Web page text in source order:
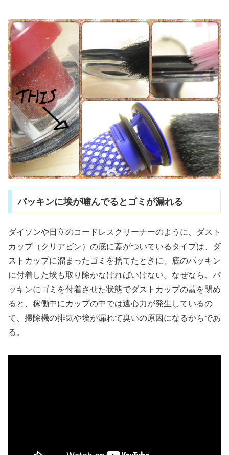
パッキンに埃が噛んでるとゴミが漏れる
ダイソンや日立のコードレスクリーナーのように、ダスト
カップ（クリアビン）の底に蓋がついているタイプは、ダ
ストカップに溜まったゴミを捨てたときに、底のパッキン
に付着した埃も取り除かなければいけない。なぜなら、パ
ッキンにゴミを付着させた状態でダストカップの蓋を閉め
ると、稼働中にカップの中では遠心力が発生しているの
で、掃除機の排気や埃が漏れて臭いの原因になるからであ
る。